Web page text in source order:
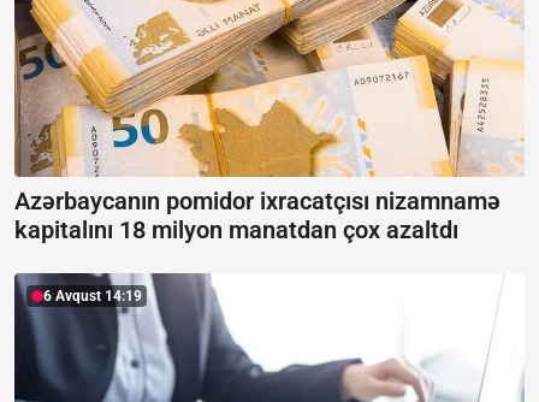
Azərbaycanın pomidor ixracatçısı nizamnamə
kapitalını 18 milyon manatdan çox azaltdı
6 Avqust 14:19